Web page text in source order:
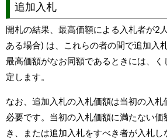
追加入札
開札の結果、最高価額による入札者が2
ある場合) は、これらの者の間で追加入
最高価額がなお同額であるときには、
定します。
なお、追加入札の入札価額は当初の入
必要です。当初の入札価額に満たない価
き、または追加入札をすべき者が入札